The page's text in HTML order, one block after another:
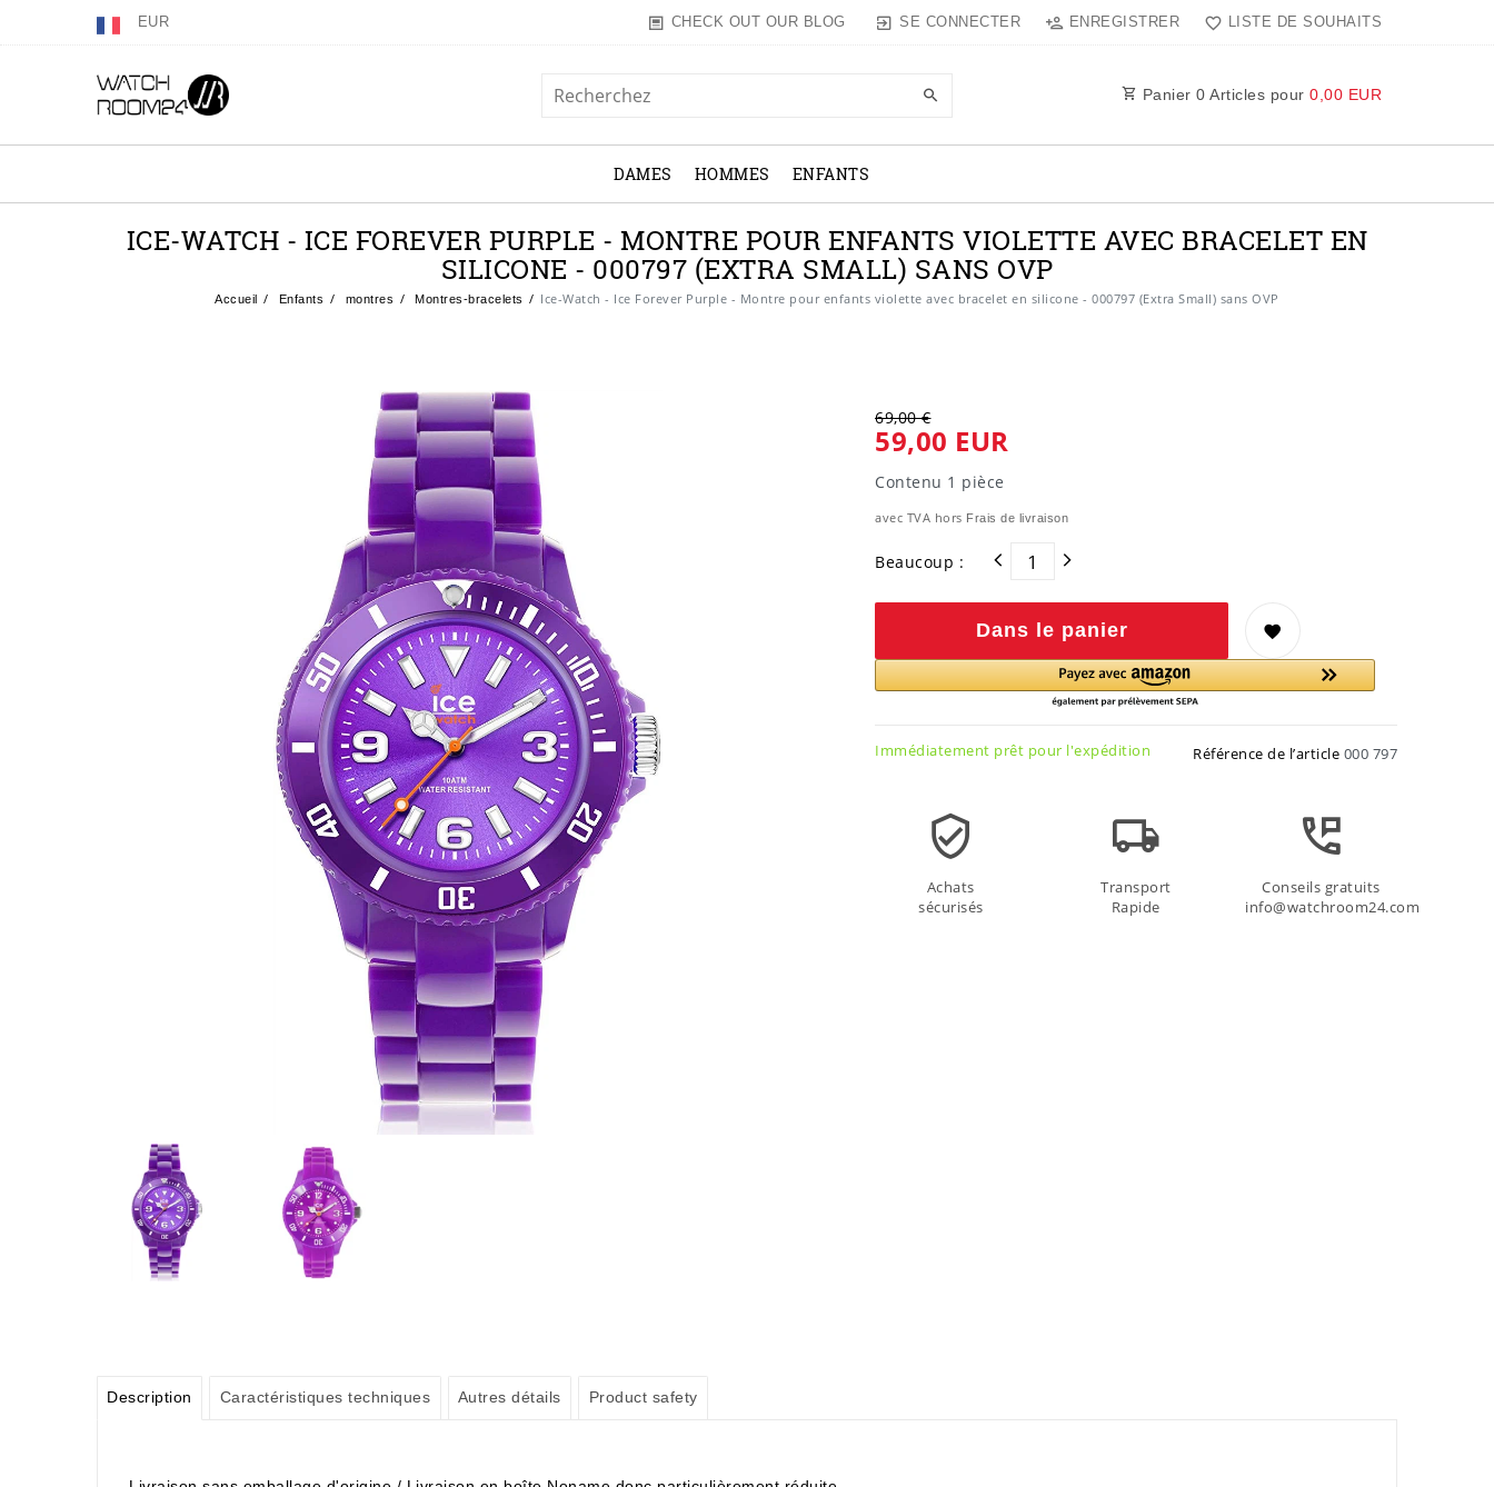
EUR CHECK OUT OUR BLOG SE CONNECTER ENREGISTRER LISTE DE SOUHAITS
Panier 0 Articles pour 0,00 EUR
DAMES HOMMES ENFANTS
ICE-WATCH - ICE FOREVER PURPLE - MONTRE POUR ENFANTS VIOLETTE AVEC BRACELET EN
SILICONE - 000797 (EXTRA SMALL) SANS OVP
Accueil Enfants montres Montres-bracelets Ice-Watch - Ice Forever Purple - Montre pour enfants violette avec bracelet en silicone - 000797 (Extra Small) sans OVP
69,00 €
59,00 EUR
Contenu 1 pièce
avec TVA hors Frais de livraison
Beaucoup :
Dans le panier
Immédiatement prêt pour l'expédition Référence de l’article 000 797
Achats
sécurisés
Transport
Rapide
Conseils gratuits
info@watchroom24.com
Description Caractéristiques techniques Autres détails Product safety